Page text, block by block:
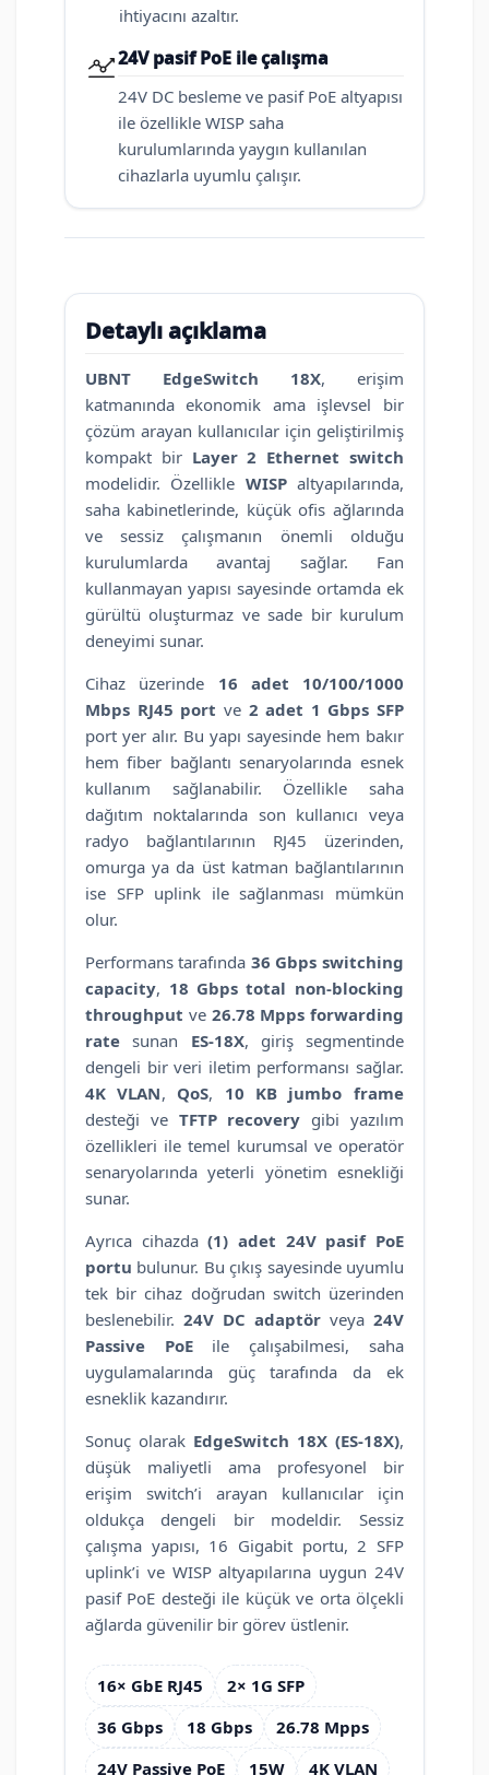
ihtiyacını azaltır.
24V pasif PoE ile çalışma
24V DC besleme ve pasif PoE altyapısı
ile özellikle WISP saha
kurulumlarında yaygın kullanılan
cihazlarla uyumlu çalışır.
Detaylı açıklama
UBNT EdgeSwitch 18X, erişim
katmanında ekonomik ama işlevsel bir
çözüm arayan kullanıcılar için geliştirilmiş
kompakt bir Layer 2 Ethernet switch
modelidir. Özellikle WISPaltyapılarında,
saha kabinetlerinde, küçük ofis ağlarında
ve sessiz çalışmanın önemli olduğu
kurulumlarda avantaj sağlar. Fan
kullanmayan yapısı sayesinde ortamda ek
gürültü oluşturmaz ve sade bir kurulum
deneyimi sunar.
Cihaz üzerinde 16 adet 10/100/1000
Mbps RJ45 port ve 2 adet 1 Gbps SFP
port yer alır. Bu yapı sayesinde hem bakır
hem fiber bağlantı senaryolarında esnek
kullanım sağlanabilir. Özellikle saha
dağıtım noktalarında son kullanıcı veya
radyo bağlantılarının RJ45 üzerinden,
omurga ya da üst katman bağlantılarının
ise SFP uplink ile sağlanması mümkün
olur.
Performans tarafında 36 Gbps switching
capacity, 18 Gbps total non-blocking
throughput ve 26.78 Mpps forwarding
rate sunan ES-18X, giriş segmentinde
dengeli bir veri iletim performansı sağlar.
4K VLAN, QoS, 10 KB jumbo frame
desteği ve TFTP recovery gibi yazılım
özellikleri ile temel kurumsal ve operatör
senaryolarında yeterli yönetim esnekliği
sunar.
Ayrıca cihazda(1) adet 24V pasif PoE
portu bulunur. Bu çıkış sayesinde uyumlu
tek bir cihaz doğrudan switch üzerinden
beslenebilir. 24V DC adaptör veya 24V
Passive PoEile çalışabilmesi, saha
uygulamalarında güç tarafında da ek
esneklik kazandırır.
Sonuç olarak EdgeSwitch 18X (ES-18X),
düşük maliyetli ama profesyonel bir
erişim switch’i arayan kullanıcılar için
oldukça dengeli bir modeldir. Sessiz
çalışma yapısı, 16 Gigabit portu, 2 SFP
uplink’i ve WISP altyapılarına uygun 24V
pasif PoE desteği ile küçük ve orta ölçekli
ağlarda güvenilir bir görev üstlenir.
16× GbE RJ45
2× 1G SFP
36 Gbps
18 Gbps
26.78 Mpps
24V Passive PoE
15W
4K VLAN